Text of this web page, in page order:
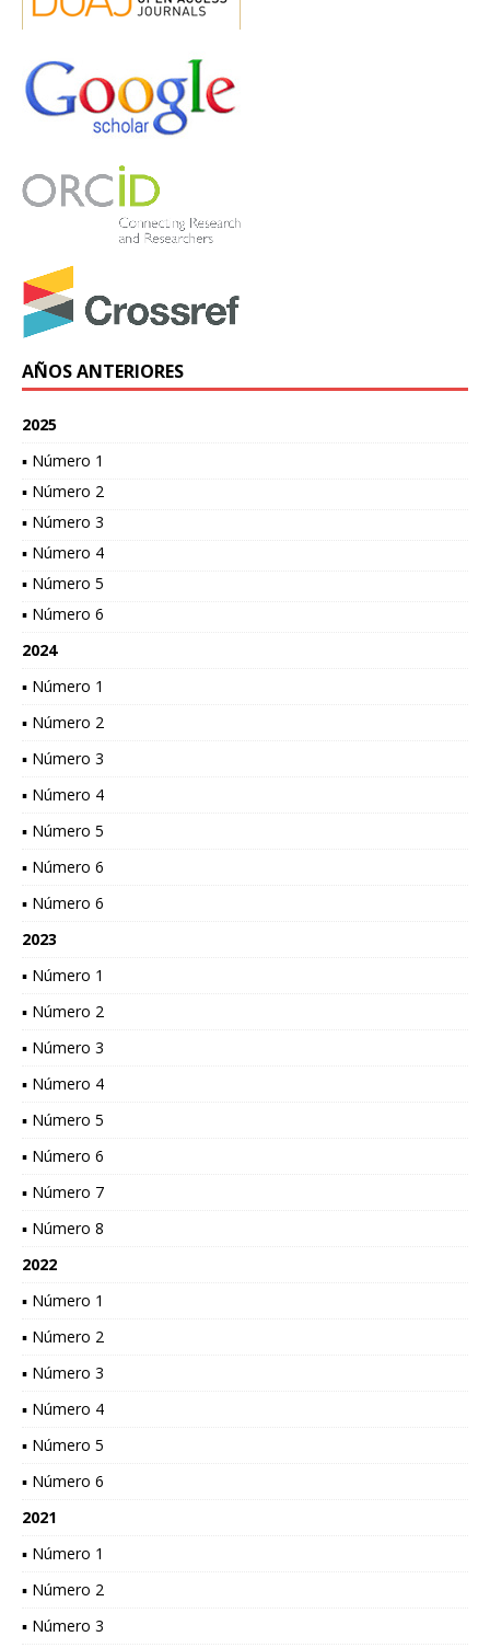
AÑOS ANTERIORES
2025
▪ Número 1
▪ Número 2
▪ Número 3
▪ Número 4
▪ Número 5
▪ Número 6
2024
▪ Número 1
▪ Número 2
▪ Número 3
▪ Número 4
▪ Número 5
▪ Número 6
▪ Número 6
2023
▪ Número 1
▪ Número 2
▪ Número 3
▪ Número 4
▪ Número 5
▪ Número 6
▪ Número 7
▪ Número 8
2022
▪ Número 1
▪ Número 2
▪ Número 3
▪ Número 4
▪ Número 5
▪ Número 6
2021
▪ Número 1
▪ Número 2
▪ Número 3